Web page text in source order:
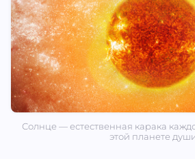
Солнце — естественная карака
этой планете